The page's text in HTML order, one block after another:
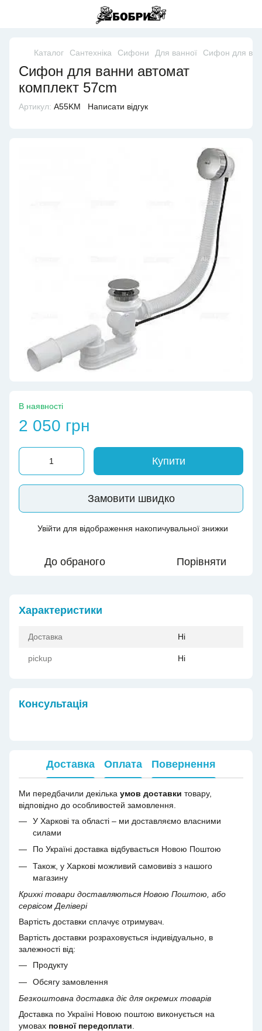
Каталог Сантехніка Сифони Для ванної Сифон для
Сифон для ванни автомат
комплект 57cm
Артикул: A55KM Написати відгук
В наявності
2 050 грн
Купити
Замовити швидко
Увійти для відображення накопичувальної знижки
До обраного Порівняти
Характеристики
Доставка Ні
pickup Ні
Консультація
Доставка Оплата Повернення
Ми передбачили декілька умов доставки товару,
відповідно до особливостей замовлення.
У Харкові та області – ми доставляємо власними
силами
По Україні доставка відбувається Новою Поштою
Також, у Харкові можливий самовивіз з нашого
магазину
Крихкі товари доставляються Новою Поштою, або
сервісом Делівері
Вартість доставки сплачує отримувач.
Вартість доставки розраховується індивідуально, в
залежності від:
Продукту
Обсягу замовлення
Безкоштовна доставка діє для окремих товарів
Доставка по Україні Новою поштою виконується на
умовах повної передоплати